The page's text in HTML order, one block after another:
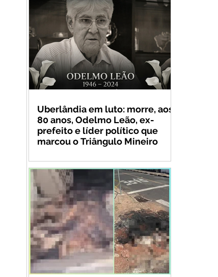
Uberlândia em luto: morre, aos
80 anos, Odelmo Leão, ex-
prefeito e líder político que
marcou o Triângulo Mineiro